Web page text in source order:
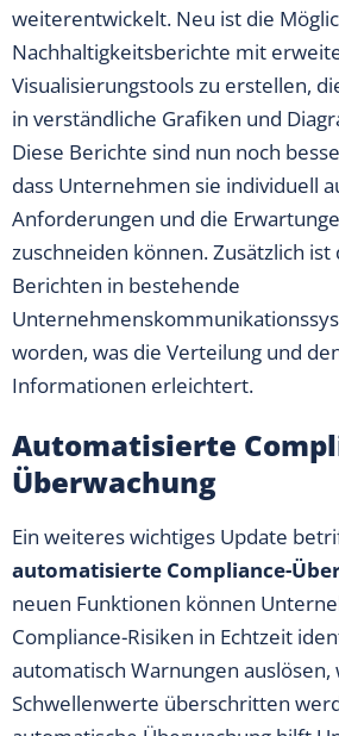
weiterentwickelt. Neu ist die
Nachhaltigkeitsberichte mit
Visualisierungstools zu erstellen,
in verständliche Grafiken und
Diese Berichte sind nun noch
dass Unternehmen sie individuell
Anforderungen und die
zuschneiden können. Zusätzlich
Berichten in bestehende
worden, was die Verteilung und
Informationen erleichtert.
Automatisierte
Überwachung
Ein weiteres wichtiges Update
automatisierte Compliance-
neuen Funktionen können
Compliance-Risiken in Echtzeit
automatisch Warnungen
Schwellenwerte überschritten